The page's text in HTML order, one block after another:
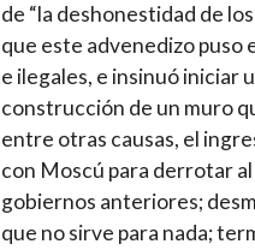
de “la deshonestidad de
que este advenedizo puso
e ilegales, e insinuó iniciar
construcción de un muro
entre otras causas, el
con Moscú para derrotar
gobiernos anteriores;
que no sirve para nada;